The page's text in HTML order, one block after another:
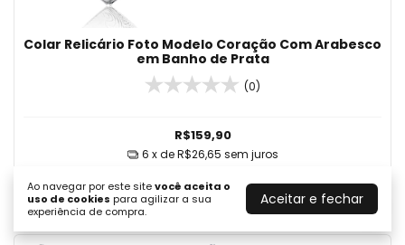
Ao navegar por este sitevocê aceita o
uso de cookies para agilizar a sua
experiência de compra.
Aceitar e fechar
Colar Relicário Foto Modelo Coração Com Arabesco
em Banho de Prata
(0)
R$159,90
6 x deR$26,65 sem juros
COMPRAR